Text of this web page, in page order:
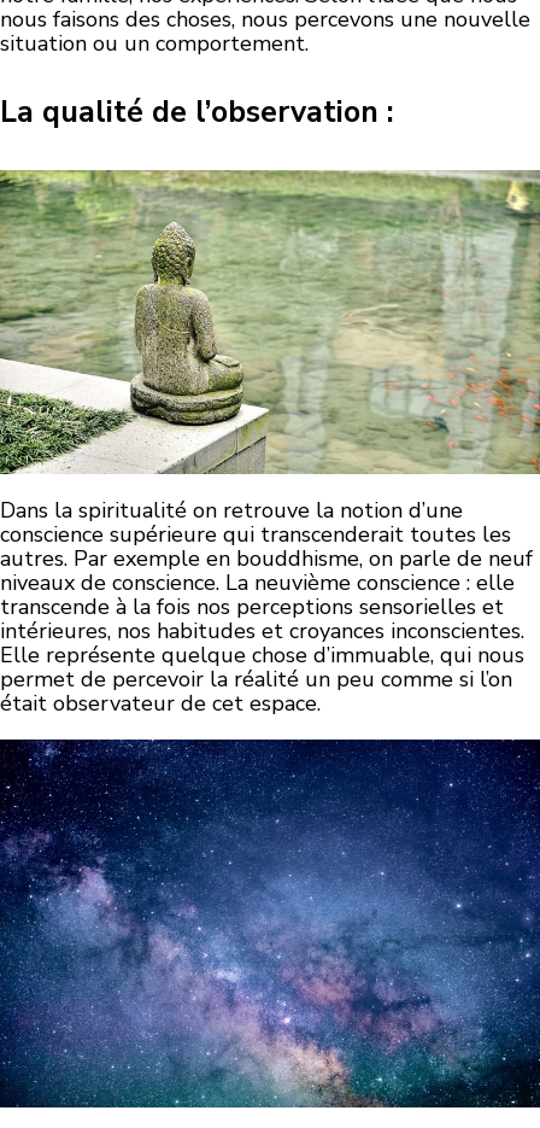
nous faisons des choses, nous percevons une nouvelle
situation ou un comportement.
La qualité de l’observation :
Dans la spiritualité on retrouve la notion d’une
conscience supérieure qui transcenderait toutes les
autres. Par exemple en bouddhisme, on parle de neuf
niveaux de conscience. La neuvième conscience : elle
transcende à la fois nos perceptions sensorielles et
intérieures, nos habitudes et croyances inconscientes.
Elle représente quelque chose d’immuable, qui nous
permet de percevoir la réalité un peu comme si l’on
était observateur de cet espace.